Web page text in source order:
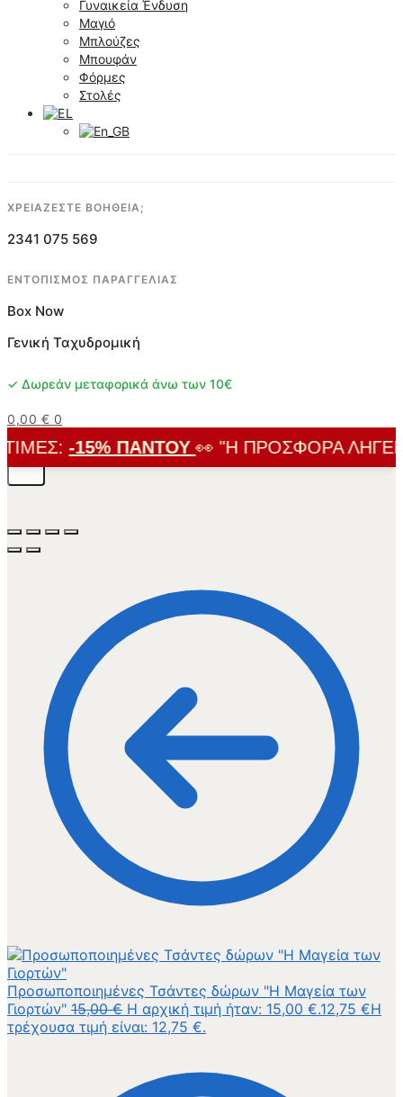
Γυναικεία Ένδυση
Μαγιό
Μπλούζες
Μπουφάν
Φόρμες
Στολές
ΧΡΕΙΑΖΕΣΤΕ ΒΟΗΘΕΙΑ;
2341 075 569
ΕΝΤΟΠΙΣΜΟΣ ΠΑΡΑΓΓΕΛΙΑΣ
Box Now
Γενική Ταχυδρομική
✓ Δωρεάν μεταφορικά άνω των 10€
0,00 € 0
-15% ΠΑΝΤΟΎ👀 "Η ΠΡΟΣΦΟΡΆ ΛΉΓΕΙ
Προσωποποιημένες Τσάντες δώρων "Η Μαγεία των
Γιορτών" 15,00€ Η αρχική τιμή ήταν: 15,00 €.12,75 €Η
τρέχουσα τιμή είναι: 12,75 €.